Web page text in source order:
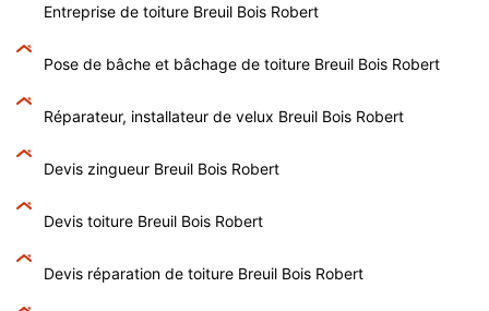
Entreprise de toiture Breuil Bois Robert
Pose de bâche et bâchage de toiture Breuil Bois Robert
Réparateur, installateur de velux Breuil Bois Robert
Devis zingueur Breuil Bois Robert
Devis toiture Breuil Bois Robert
Devis réparation de toiture Breuil Bois Robert